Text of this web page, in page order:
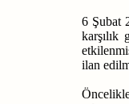
6 Şubat
karşılık
ilan